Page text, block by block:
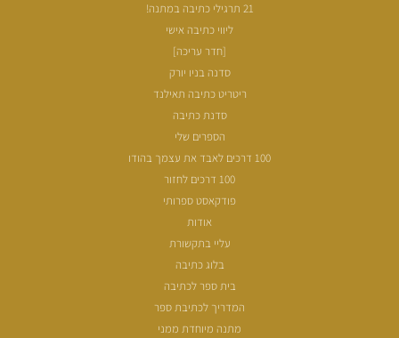
21 תרגילי כתיבה במתנה!
ליווי כתיבה אישי
[חדר עריכה]
סדנה בניו יורק
ריטריט כתיבה תאילנד
סדנת כתיבה
הספרים שלי
100 דרכים לאבד את עצמך בהודו
100 דרכים לחזור
פודקאסט ספרותי
אודות
עליי בתקשורת
בלוג כתיבה
בית ספר לכתיבה
המדריך לכתיבת ספר
מתנה מיוחדת ממני